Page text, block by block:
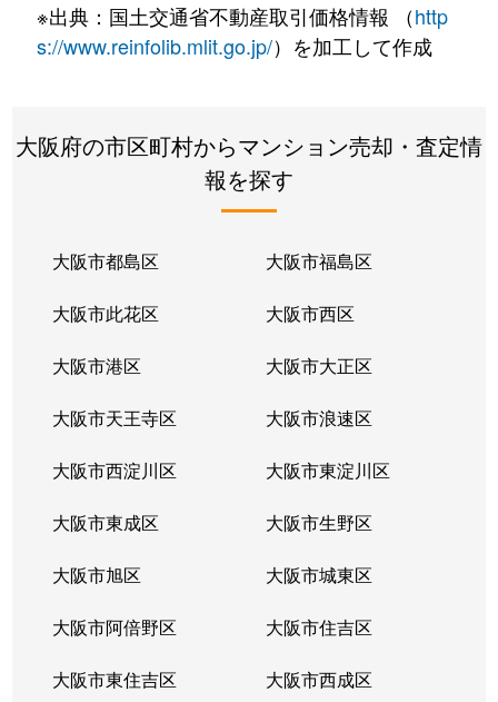
南久宝寺
1,400万円 久宝寺
徒歩6分
南太子堂
1,700万円 八尾
徒歩13分
2,300万円 八尾
安中町
980万円 八尾
徒歩4分
安中町
2,400万円 八尾
安中町
八尾
徒歩4分
安中町
1,600万円 八尾
徒歩4分
安中町
2,500万円 八尾
徒歩4分
安中町
1,700万円 八尾
徒歩3分
山城町
近鉄八尾
徒歩8分
山本町北
1,500万円 河内山本
徒歩29分
山本町北
610万円 河内山本
徒歩29分
※出典：国土交通省不動産取引価格情報 （http
s://www.reinfolib.mlit.go.jp/）を加工して作成
大阪府の市区町村からマンション売却・査定情
報を探す
大阪市都島区 大阪市福島区
大阪市此花区 大阪市西区
大阪市港区 大阪市大正区
大阪市天王寺区 大阪市浪速区
大阪市西淀川区 大阪市東淀川区
大阪市東成区 大阪市生野区
大阪市旭区 大阪市城東区
大阪市阿倍野区 大阪市住吉区
大阪市東住吉区 大阪市西成区